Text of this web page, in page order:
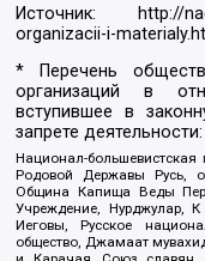
Источник:
http://
organizacii-i-
* Перечень
организаций в
вступившее в
запрете деятельности:
Национал-
Родовой Державы Русь,
Община Капища Веды
Учреждение, Нурджулар,
Иеговы, Русское
общество, Джамаат